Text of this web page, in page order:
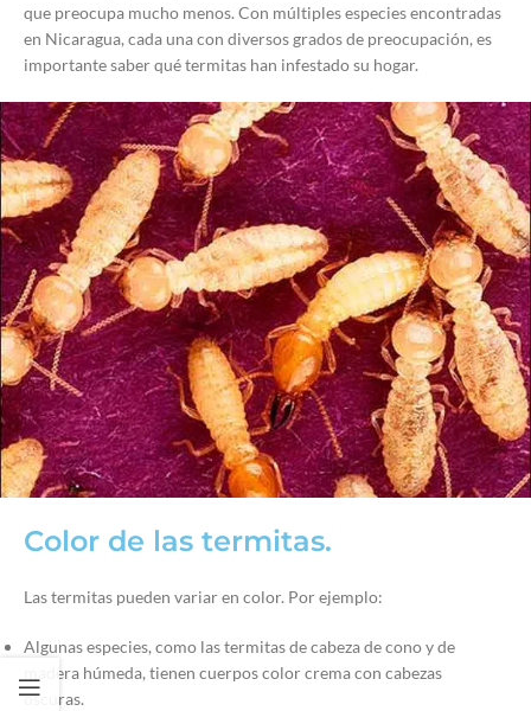
que preocupa mucho menos. Con múltiples especies encontradas
en Nicaragua, cada una con diversos grados de preocupación, es
importante saber qué termitas han infestado su hogar.
Color de las termitas.
Las termitas pueden variar en color. Por ejemplo:
Algunas especies, como las termitas de cabeza de cono y de
madera húmeda, tienen cuerpos color crema con cabezas
oscuras.